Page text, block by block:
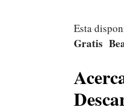
Esta
Gratis